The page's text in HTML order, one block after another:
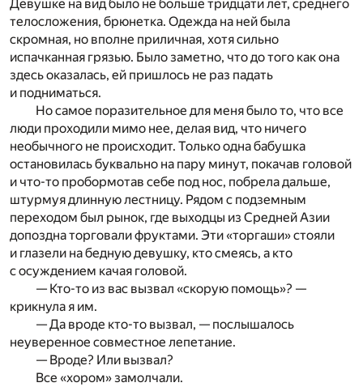
Девушке на вид было не больше тридцати лет, среднего
телосложения, брюнетка. Одежда на ней была
скромная, но вполне приличная, хотя сильно
испачканная грязью. Было заметно, что до того как она
здесь оказалась, ей пришлось не раз падать
и подниматься.
Но самое поразительное для меня было то, что все
люди проходили мимо нее, делая вид, что ничего
необычного не происходит. Только одна бабушка
остановилась буквально на пару минут, покачав головой
и что-то пробормотав себе под нос, побрела дальше,
штурмуя длинную лестницу. Рядом с подземным
переходом был рынок, где выходцы из Средней Азии
допоздна торговали фруктами. Эти «торгаши» стояли
и глазели на бедную девушку, кто смеясь, а кто
с осуждением качая головой.
— Кто-то из вас вызвал «скорую помощь»? —
крикнула я им.
— Да вроде кто-то вызвал, — послышалось
неуверенное совместное лепетание.
— Вроде? Или вызвал?
Все «хором» замолчали.